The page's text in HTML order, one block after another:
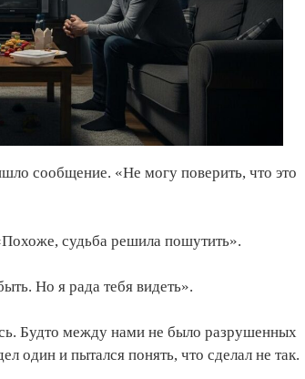
сообщение. «Не могу поверить, что это
судьба решила пошутить».
Но я рада тебя видеть».
Будто между нами не было разрушенных
один и пытался понять, что сделал не так.